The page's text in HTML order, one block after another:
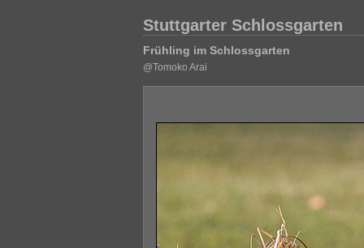
Stuttgarter Schlossgarten
Frühling im Schlossgarten
@Tomoko Arai